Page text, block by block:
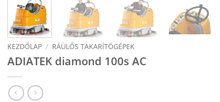
KEZDŐLAP / RÁÜLŐS TAKARÍTÓGÉPEK
ADIATEK diamond 100s AC